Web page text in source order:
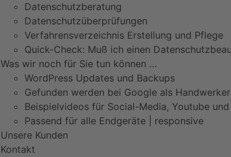
Datenschutzberatung
Datenschutzüberprüfungen
Verfahrensverzeichnis Erstellung und Pflege
Quick-Check: Muß ich einen
Was wir noch für Sie tun können …
WordPress Updates und Backups
Gefunden werden bei Google als Handwerker
Beispielvideos für Social-Media, Youtube und
Passend für alle Endgeräte | responsive
Unsere Kunden
Kontakt